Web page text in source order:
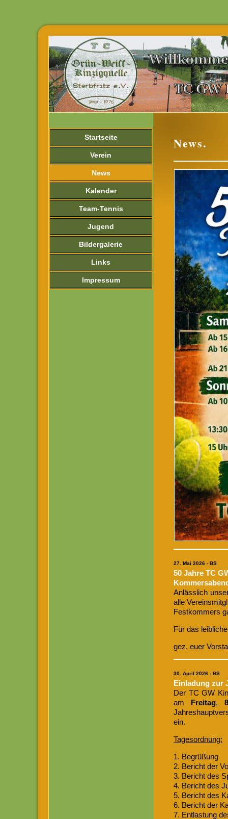
Startseite
Verein
News
Kalender
Team-Tennis
Jugend
Bildergalerie
Links
Impressum
News.
27. Mai 2026 - BS
50 Jahre TC
Anlässlich
alle
Festkommers
Für das
gez. euer
30. April 2026 - BS
Einladung zur
Der TC GW
am Freitag,
ein.
Tagesordnung:
1. Begrüßung
2. Bericht der
3. Bericht des
4. Bericht des
5. Bericht des
6. Bericht der
7. Entlastung